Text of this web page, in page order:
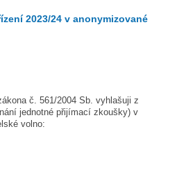
2023/24 v anonymizované
č. 561/2004 Sb. vyhlašuji z
jednotné přijímací zkoušky) v
volno: